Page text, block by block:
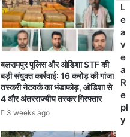
बलरामपुर पुलिस और ओडिशा STF की
बड़ी संयुक्त कार्रवाई: 16 करोड़ की गांजा
तस्करी नेटवर्क का भंडाफोड़, ओडिशा से
4 और अंतरराज्यीय तस्कर गिरफ्तार
3 weeks ago
L
e
a
v
e
a
R
e
pl
y